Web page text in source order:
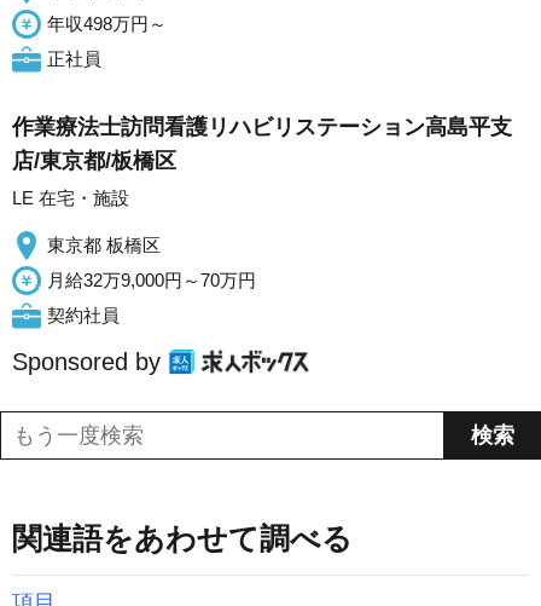
年収498万円～
正社員
作業療法士訪問看護リハビリステーション高島平支
店/東京都/板橋区
LE 在宅・施設
東京都 板橋区
月給32万9,000円～70万円
契約社員
Sponsored by
関連語をあわせて調べる